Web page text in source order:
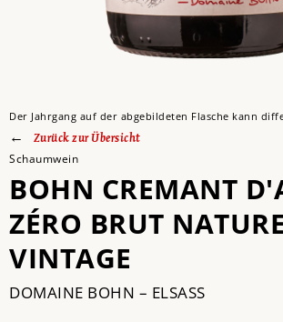
Der Jahrgang auf der abgebildeten Flasche kann
Zurück zur Übersicht
Schaumwein
BOHN CREMANT
ZÉRO BRUT
VINTAGE
DOMAINE BOHN – ELSASS